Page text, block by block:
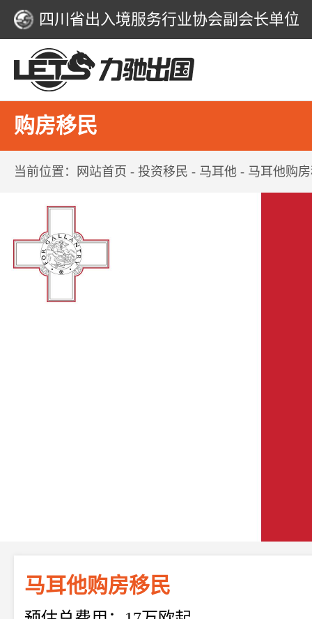
四川省出入境服务行业协会副会长单位
购房移民
当前位置： 网站首页 - 投资移民 - 马耳他 - 马耳他购
马耳他购房移民